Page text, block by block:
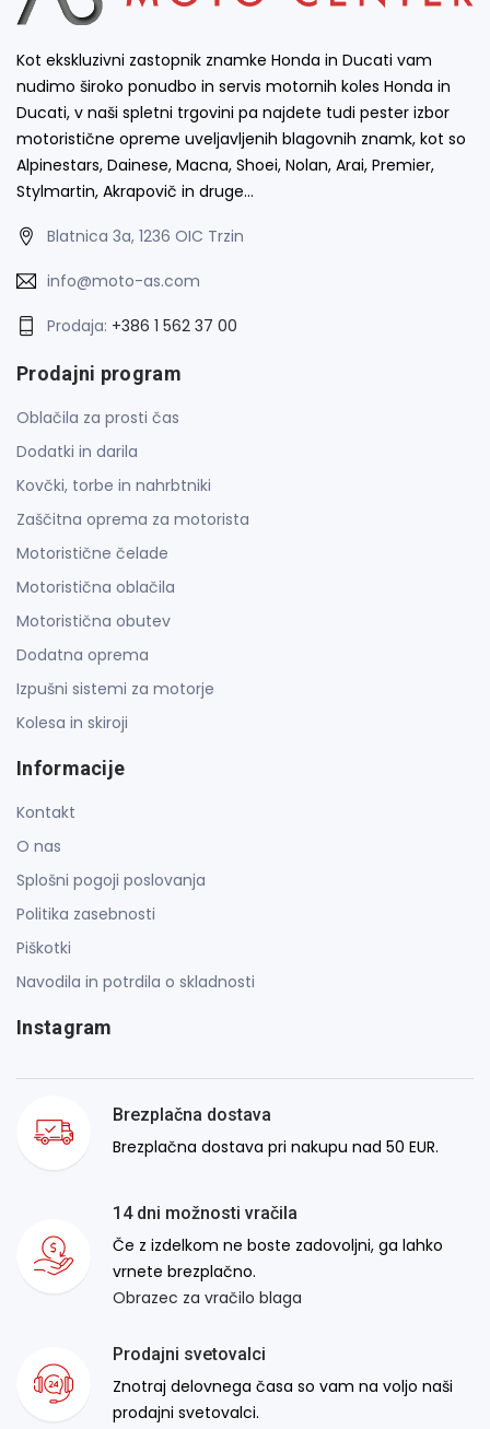
Kot ekskluzivni zastopnik znamke Honda in Ducati vam
nudimo široko ponudbo in servis motornih koles Honda in
Ducati, v naši spletni trgovini pa najdete tudi pester izbor
motoristične opreme uveljavljenih blagovnih znamk, kot so
Alpinestars, Dainese, Macna, Shoei, Nolan, Arai, Premier,
Stylmartin, Akrapovič in druge…
Blatnica 3a, 1236 OIC Trzin
info@moto-as.com
Prodaja: +386 1 562 37 00
Prodajni program
Oblačila za prosti čas
Dodatki in darila
Kovčki, torbe in nahrbtniki
Zaščitna oprema za motorista
Motoristične čelade
Motoristična oblačila
Motoristična obutev
Dodatna oprema
Izpušni sistemi za motorje
Kolesa in skiroji
Informacije
Kontakt
O nas
Splošni pogoji poslovanja
Politika zasebnosti
Piškotki
Navodila in potrdila o skladnosti
Instagram
Brezplačna dostava
Brezplačna dostava pri nakupu nad 50 EUR.
14 dni možnosti vračila
Če z izdelkom ne boste zadovoljni, ga lahko
vrnete brezplačno.
Obrazec za vračilo blaga
Prodajni svetovalci
Znotraj delovnega časa so vam na voljo naši
prodajni svetovalci.